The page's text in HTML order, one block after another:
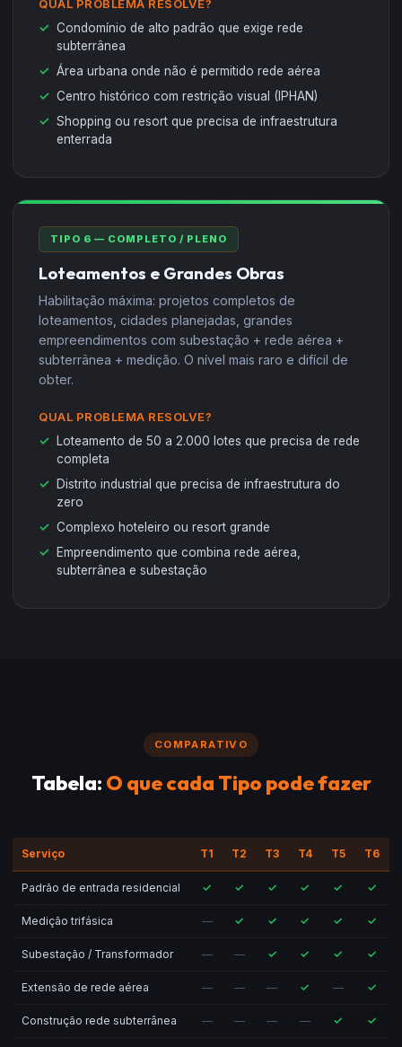
QUAL PROBLEMA RESOLVE?
Condomínio de alto padrão que exige rede
subterrânea
Área urbana onde não é permitido rede aérea
Centro histórico com restrição visual (IPHAN)
Shopping ou resort que precisa de infraestrutura
enterrada
TIPO 6 — COMPLETO / PLENO
Loteamentos e Grandes Obras
Habilitação máxima: projetos completos de
loteamentos, cidades planejadas, grandes
empreendimentos com subestação + rede aérea +
subterrânea + medição. O nível mais raro e difícil de
obter.
QUAL PROBLEMA RESOLVE?
Loteamento de 50 a 2.000 lotes que precisa de rede
completa
Distrito industrial que precisa de infraestrutura do
zero
Complexo hoteleiro ou resort grande
Empreendimento que combina rede aérea,
subterrânea e subestação
COMPARATIVO
Tabela: O que cada Tipo pode fazer
Serviço T1 T2 T3 T4 T5 T6
Padrão de entrada residencial ✓ ✓ ✓ ✓ ✓ ✓
Medição trifásica — ✓ ✓ ✓ ✓ ✓
Subestação / Transformador — — ✓ ✓ ✓ ✓
Extensão de rede aérea — — — ✓ — ✓
Construção rede subterrânea — — — — ✓ ✓